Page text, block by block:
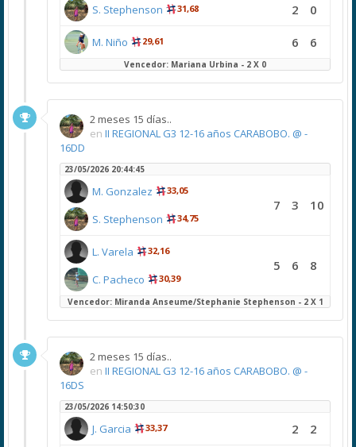
S. Stephenson 31,68 2 0
M. Niño 29,61 6 6
Vencedor: Mariana Urbina - 2 X 0
2 meses 15 días..
en II REGIONAL G3 12-16 años CARABOBO. @ -
16DD
23/05/2026 20:44:45
M. Gonzalez 33,05
S. Stephenson 34,75
7 3 10
L. Varela 32,16
C. Pacheco 30,39
5 6 8
Vencedor: Miranda Anseume/Stephanie Stephenson - 2 X 1
2 meses 15 días..
en II REGIONAL G3 12-16 años CARABOBO. @ -
16DS
23/05/2026 14:50:30
J. Garcia 33,37 2 2